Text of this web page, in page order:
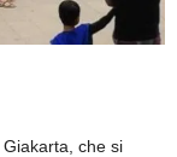
Giakarta, che si